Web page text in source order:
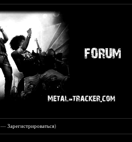
—Зарегистрироваться)